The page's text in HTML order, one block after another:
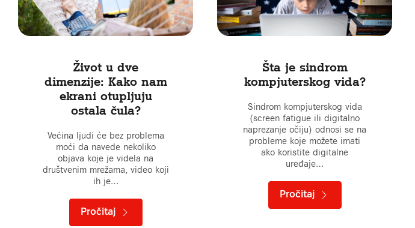
Život u dve
dimenzije: Kako nam
ekrani otupljuju
ostala čula?
Većina ljudi će bez problema
moći da navede nekoliko
objava koje je videla na
društvenim mrežama, video koji
ih je…
Pročitaj
Šta je sindrom
kompjuterskog vida?
Sindrom kompjuterskog vida
(screen fatigue ili digitalno
naprezanje očiju) odnosi se na
probleme koje možete imati
ako koristite digitalne
uređaje…
Pročitaj